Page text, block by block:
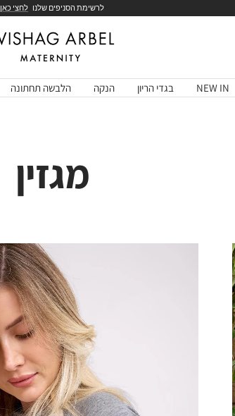
לרשימת הסניפים שלנו לחצי כאן
Avishag
NEW IN בגדי הריון הנקה הלבשה תחתונה
מגזין